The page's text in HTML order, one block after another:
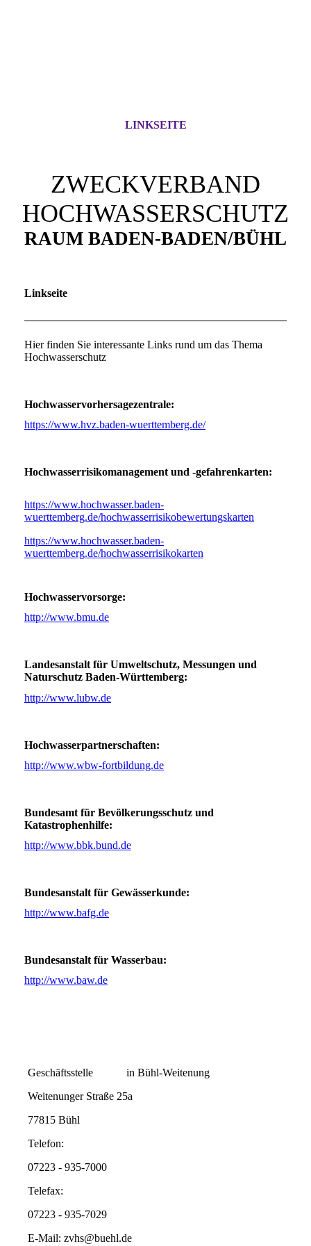
LINKSEITE
ZWECKVERBAND
HOCHWASSERSCHUTZ
RAUM BADEN-BADEN/BÜHL
Linkseite
Hier finden Sie interessante Links rund um das Thema
Hochwasserschutz
Hochwasservorhersagezentrale:
https://www.hvz.baden-wuerttemberg.de/
Hochwasserrisikomanagement und -gefahrenkarten:
https://www.hochwasser.baden-
wuerttemberg.de/hochwasserrisikobewertungskarten
https://www.hochwasser.baden-
wuerttemberg.de/hochwasserrisikokarten
Hochwasservorsorge:
http://www.bmu.de
Landesanstalt für Umweltschutz, Messungen und
Naturschutz Baden-Württemberg:
http://www.lubw.de
Hochwasserpartnerschaften:
http://www.wbw-fortbildung.de
Bundesamt für Bevölkerungsschutz und
Katastrophenhilfe:
http://www.bbk.bund.de
Bundesanstalt für Gewässerkunde:
http://www.bafg.de
Bundesanstalt für Wasserbau:
http://www.baw.de
Geschäftsstelle in Bühl-Weitenung
Weitenunger Straße 25a
77815 Bühl
Telefon:
07223 - 935-7000
Telefax:
07223 - 935-7029
E-Mail: zvhs@buehl.de